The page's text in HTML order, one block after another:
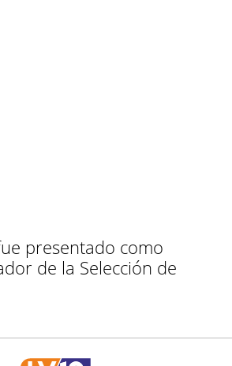
presentado como
de la Selección de